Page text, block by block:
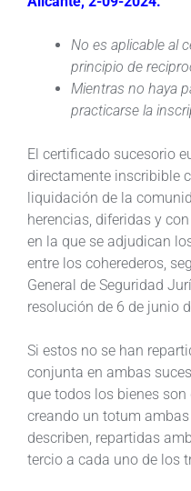
No es aplicable al
principio de
Mientras no haya
practicarse la
El certificado sucesorio
directamente inscribible
liquidación de la
herencias, diferidas y
en la que se adjudican
entre los coherederos,
General de Seguridad
resolución de 6 de junio
Si estos no se han
conjunta en ambas
que todos los bienes
creando un totum
describen, repartidas
tercio a cada uno de los